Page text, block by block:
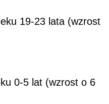
19-23 lata (wzrost
0-5 lat (wzrost o 6